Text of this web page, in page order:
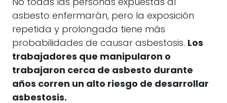
No todas las personas expuestas al
asbesto enfermarán, pero la exposición
repetida y prolongada tiene más
probabilidades de causar asbestosis. Los
trabajadores que manipularon o
trabajaron cerca de asbesto durante
años corren un alto riesgo de desarrollar
asbestosis.